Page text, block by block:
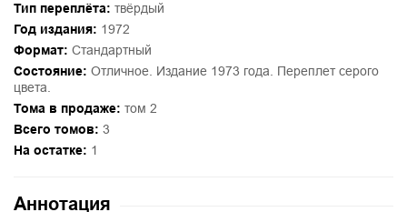
Тип переплёта: твёрдый
Год издания: 1972
Формат: Стандартный
Состояние: Отличное. Издание 1973 года. Переплет серого
цвета.
Тома в продаже: том 2
Всего томов: 3
На остатке: 1
Аннотация